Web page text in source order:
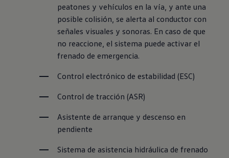
peatones y vehículos en la vía, y ante una
posible colisión, se alerta al conductor con
señales visuales y sonoras. En caso de que
no reaccione, el sistema puede activar el
frenado de emergencia.
Control electrónico de estabilidad (ESC)
Control de tracción (ASR)
Asistente de arranque y descenso en
pendiente
Sistema de asistencia hidráulica de frenado